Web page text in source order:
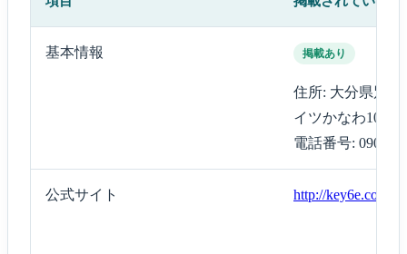
基本情報 掲載あり
住所: 大分県別
イツかなわ101
電話番号: 090-
公式サイト http://key6e.com/